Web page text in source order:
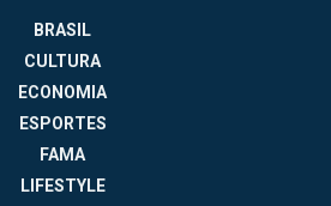
BRASIL
CULTURA
ECONOMIA
ESPORTES
FAMA
LIFESTYLE